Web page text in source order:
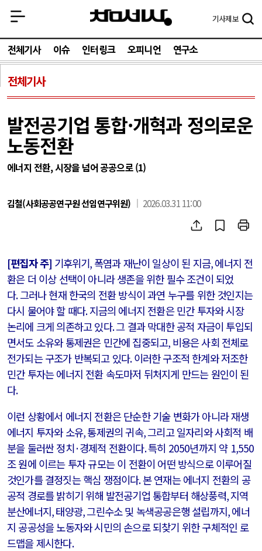
기사제보
전체기사 이슈 인터링크 오피니언 연구소
전체기사
발전공기업 통합·개혁과 정의로운
노동전환
에너지 전환, 시장을 넘어 공공으로 (1)
김철(사회공공연구원 선임연구위원) 2026.03.31 11:00
[편집자 주] 기후위기, 폭염과 재난이 일상이 된 지금,에너지 전
환은 더 이상 선택이 아니라 생존을 위한 필수 조건이 되었
다.그러나 현재 한국의 전환 방식이 과연 누구를 위한 것인지는
다시 물어야 할 때다.지금의 에너지 전환은 민간 투자와 시장
논리에 크게 의존하고 있다.그 결과 막대한 공적 자금이 투입되
면서도 소유와 통제권은 민간에 집중되고, 비용은 사회 전체로
전가되는 구조가 반복되고 있다.이러한 구조적 한계와 저조한
민간 투자는 에너지 전환 속도마저 뒤처지게 만드는 원인이 된
다.
이런 상황에서 에너지 전환은 단순한 기술 변화가 아니라 재생
에너지 투자와 소유,통제권의 귀속,그리고 일자리와 사회적 배
분을 둘러싼 정치·경제적 전환이다.특히 2050년까지 약 1,550
조 원에 이르는 투자 규모는 이 전환이 어떤 방식으로 이루어질
것인가를 결정짓는 핵심 쟁점이다.본 연재는 에너지 전환의 공
공적 경로를 밝히기 위해 발전공기업 통합부터 해상풍력,지역
분산에너지,태양광,그린수소 및 녹색공공은행 설립까지,에너
지 공공성을 노동자와 시민의 손으로 되찾기 위한 구체적인 로
드맵을 제시한다.